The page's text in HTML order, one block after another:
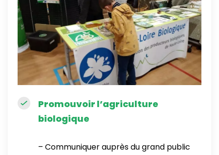
Promouvoir l’agriculture
biologique
– Communiquer auprès du grand public